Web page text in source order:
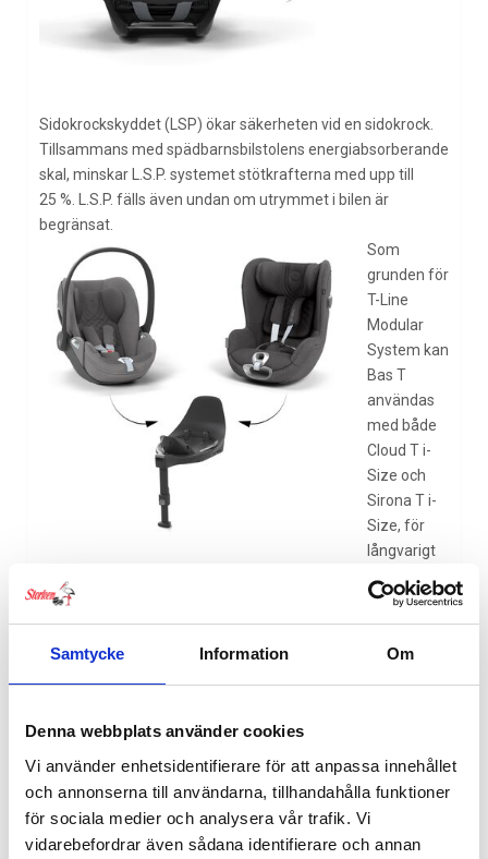
Samtycke Information Om
Denna webbplats använder cookies
Vi använder enhetsidentifierare för att anpassa innehållet
och annonserna till användarna, tillhandahålla funktioner
för sociala medier och analysera vår trafik. Vi
vidarebefordrar även sådana identifierare och annan
Sidokrockskyddet (LSP) ökar säkerheten vid en sidokrock.
Tillsammans med spädbarnsbilstolens energiabsorberande
skal, minskar L.S.P. systemet stötkrafterna med upp till
25 %. L.S.P. fälls även undan om utrymmet i bilen är
begränsat.
Som
grunden för
T-Line
Modular
System kan
Bas T
användas
med både
Cloud T i-
Size och
Sirona T i-
Size, för
långvarigt
skydd och
mångsidighet. Användarvänliga ISOFIX-frigöringsknappar
gör installationen intuitiv och enkel.